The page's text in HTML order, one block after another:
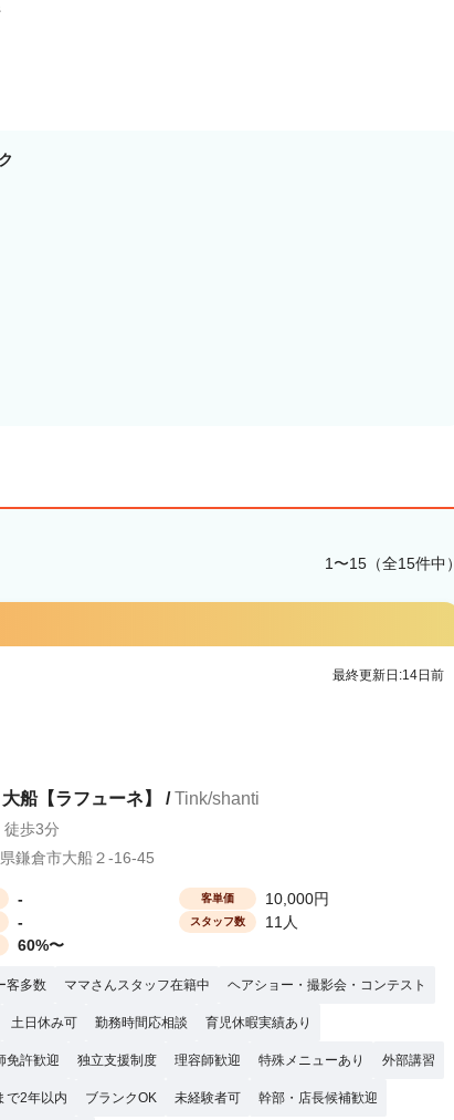
1〜15（全15件中）
最終更新日:14日前
船【ラフューネ】 /Tink/shanti
徒歩3分
鎌倉市大船２-16-45
- 客単価 10,000円
- スタッフ数 11人
60%〜
客多数 ママさんスタッフ在籍中 ヘアショー・撮影会・コンテスト
土日休み可 勤務時間応相談 育児休暇実績あり
免許歓迎 独立支援制度 理容師歓迎 特殊メニューあり 外部講習
で2年以内 ブランクOK 未経験者可 幹部・店長候補歓迎